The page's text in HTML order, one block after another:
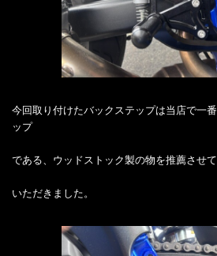
今回取り付けたバックステップは当店で一
ップ
である、ウッドストック製の物を推薦させ
いただきました。